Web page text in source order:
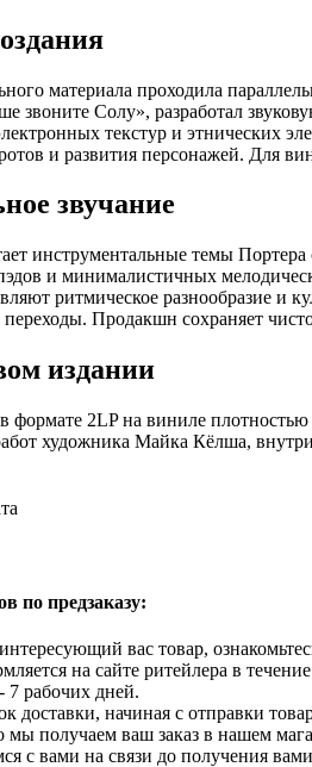
материала проходила
звоните Солу», разработал
текстур и этнических
и развития персонажей. Для
звучание
инструментальные темы
и минималистичных
ритмическое разнообразие и
Продакшн сохраняет
издании
формате 2LP на виниле
художника Майка Кёлша,
по предзаказу:
вас товар,
на сайте ритейлера в
7 рабочих дней.
доставки, начиная с отправки
мы получаем ваш заказ в нашем
с вами на связи до получения